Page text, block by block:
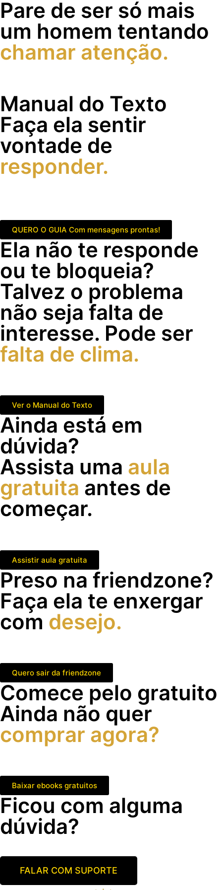
Pare de ser só mais
um homem tentando
chamar atenção.
Manual do Texto
Faça ela sentir
vontade de
responder.
QUERO O GUIA Com mensagens prontas!
Ela não te responde
ou te bloqueia?
Talvez o problema
não seja falta de
interesse. Pode ser
falta de clima.
Ver o Manual do Texto
Ainda está em
dúvida?
Assista uma aula
gratuita antes de
começar.
Assistir aula gratuita
Preso na friendzone?
Faça ela te enxergar
com desejo.
Quero sair da friendzone
Comece pelo gratuito
Ainda não quer
comprar agora?
Baixar ebooks gratuitos
Ficou com alguma
dúvida?
FALAR COM SUPORTE